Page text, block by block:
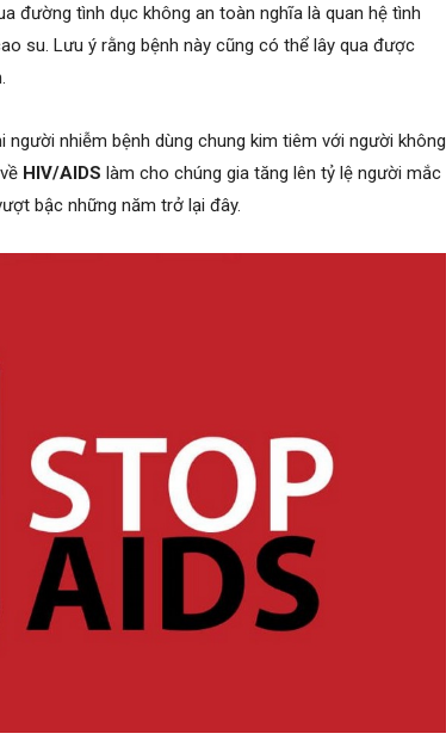
đường tình dục không an toàn nghĩa là quan hệ tình
su. Lưu ý rằng bệnh này cũng có thể lây qua được
nhiễm bệnh dùng chung kim tiêm với người không
HIV/AIDS làm cho chúng gia tăng lên tỷ lệ người mắc
bậc những năm trở lại đây.